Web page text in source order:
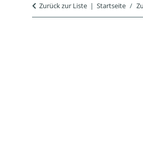
Zurück zur Liste Startseite